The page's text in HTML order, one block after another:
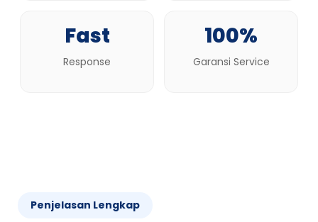
Fast
Response
100%
Garansi Service
Penjelasan Lengkap